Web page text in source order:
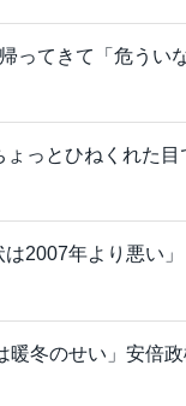
ってきて「危うい
っとひねくれた
2007年より悪い
暖冬のせい」安倍